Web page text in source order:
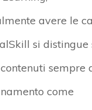
avere le
si distingue
sempre
come